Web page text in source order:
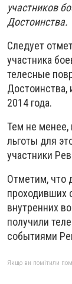
участников
Достоинства.
Следует
участника
телесные
2014 года.
Тем не менее,
льготы для
участники
Отметим, что
проходивших
внутренних
получили
событиями
Якщо ви помітили